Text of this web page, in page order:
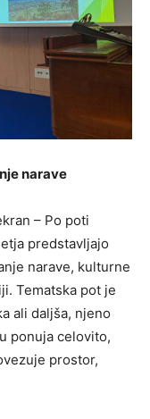
narave
– Po poti
predstavljajo
narave, kulturne
Tematska pot je
ali daljša, njeno
ponuja celovito,
prostor,